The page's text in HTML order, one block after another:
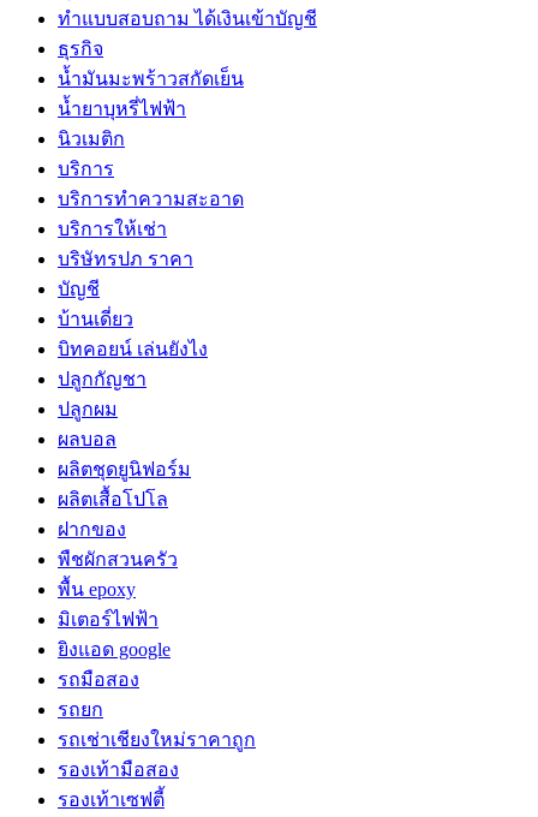
ทําแบบสอบถาม ได้เงินเข้าบัญชี
ธุรกิจ
น้ำมันมะพร้าวสกัดเย็น
น้ำยาบุหรี่ไฟฟ้า
นิวเมติก
บริการ
บริการทำความสะอาด
บริการให้เช่า
บริษัทรปภ ราคา
บัญชี
บ้านเดี่ยว
บิทคอยน์ เล่นยังไง
ปลูกกัญชา
ปลูกผม
ผลบอล
ผลิตชุดยูนิฟอร์ม
ผลิตเสื้อโปโล
ฝากของ
พืชผักสวนครัว
พื้น epoxy
มิเตอร์ไฟฟ้า
ยิงแอด google
รถมือสอง
รถยก
รถเช่าเชียงใหม่ราคาถูก
รองเท้ามือสอง
รองเท้าเซฟตี้